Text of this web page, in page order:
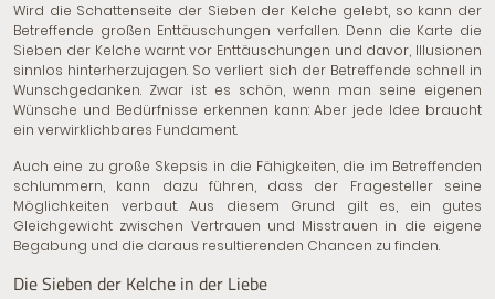
Wird die Schattenseite der Sieben der Kelche gelebt, so kann der
Betreffende großen Enttäuschungen verfallen. Denn die Karte die
Sieben der Kelche warnt vor Enttäuschungen und davor, Illusionen
sinnlos hinterherzujagen. So verliert sich der Betreffende schnell in
Wunschgedanken. Zwar ist es schön, wenn man seine eigenen
Wünsche und Bedürfnisse erkennen kann: Aber jede Idee braucht
ein verwirklichbares Fundament.
Auch eine zu große Skepsis in die Fähigkeiten, die im Betreffenden
schlummern, kann dazu führen, dass der Fragesteller seine
Möglichkeiten verbaut. Aus diesem Grund gilt es, ein gutes
Gleichgewicht zwischen Vertrauen und Misstrauen in die eigene
Begabung und die daraus resultierenden Chancen zu finden.
Die Sieben der Kelche in der Liebe